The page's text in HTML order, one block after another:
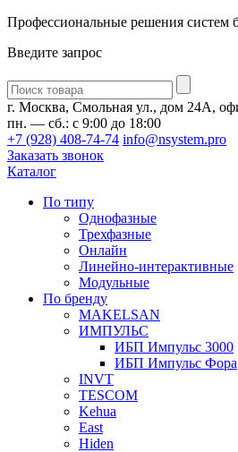
Профессиональные решения систем
Введите запрос
Введите
запрос
г. Москва, Смольная ул., дом 24А,
пн. — сб.: с 9:00 до 18:00
+7 (928) 408-74-74 info@nsystem.pro
Заказать звонок
Каталог
По типу
Однофазные
Трехфазные
Онлайн
Линейно-интерактивные
Модульные
По бренду
MAKELSAN
ИМПУЛЬС
ИБП Импульс 3000
ИБП Импульс Фора
INVT
TESCOM
Kehua
East
Hiden